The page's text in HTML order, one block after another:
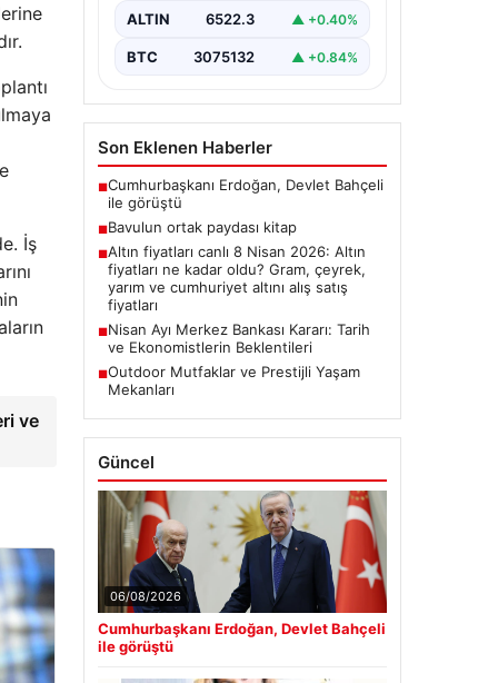
İş
ve
ALTIN 6522.3 ▲ +0.40%
BTC 3075132 ▲ +0.84%
Son Eklenen Haberler
■Cumhurbaşkanı Erdoğan, Devlet Bahçeli
ile görüştü
■Bavulun ortak paydası kitap
■Altın fiyatları canlı 8 Nisan 2026: Altın
fiyatları ne kadar oldu? Gram, çeyrek,
yarım ve cumhuriyet altını alış satış
fiyatları
■Nisan Ayı Merkez Bankası Kararı: Tarih
ve Ekonomistlerin Beklentileri
■Outdoor Mutfaklar ve Prestijli Yaşam
Mekanları
Güncel
06/08/2026
Cumhurbaşkanı Erdoğan, Devlet Bahçeli
ile görüştü